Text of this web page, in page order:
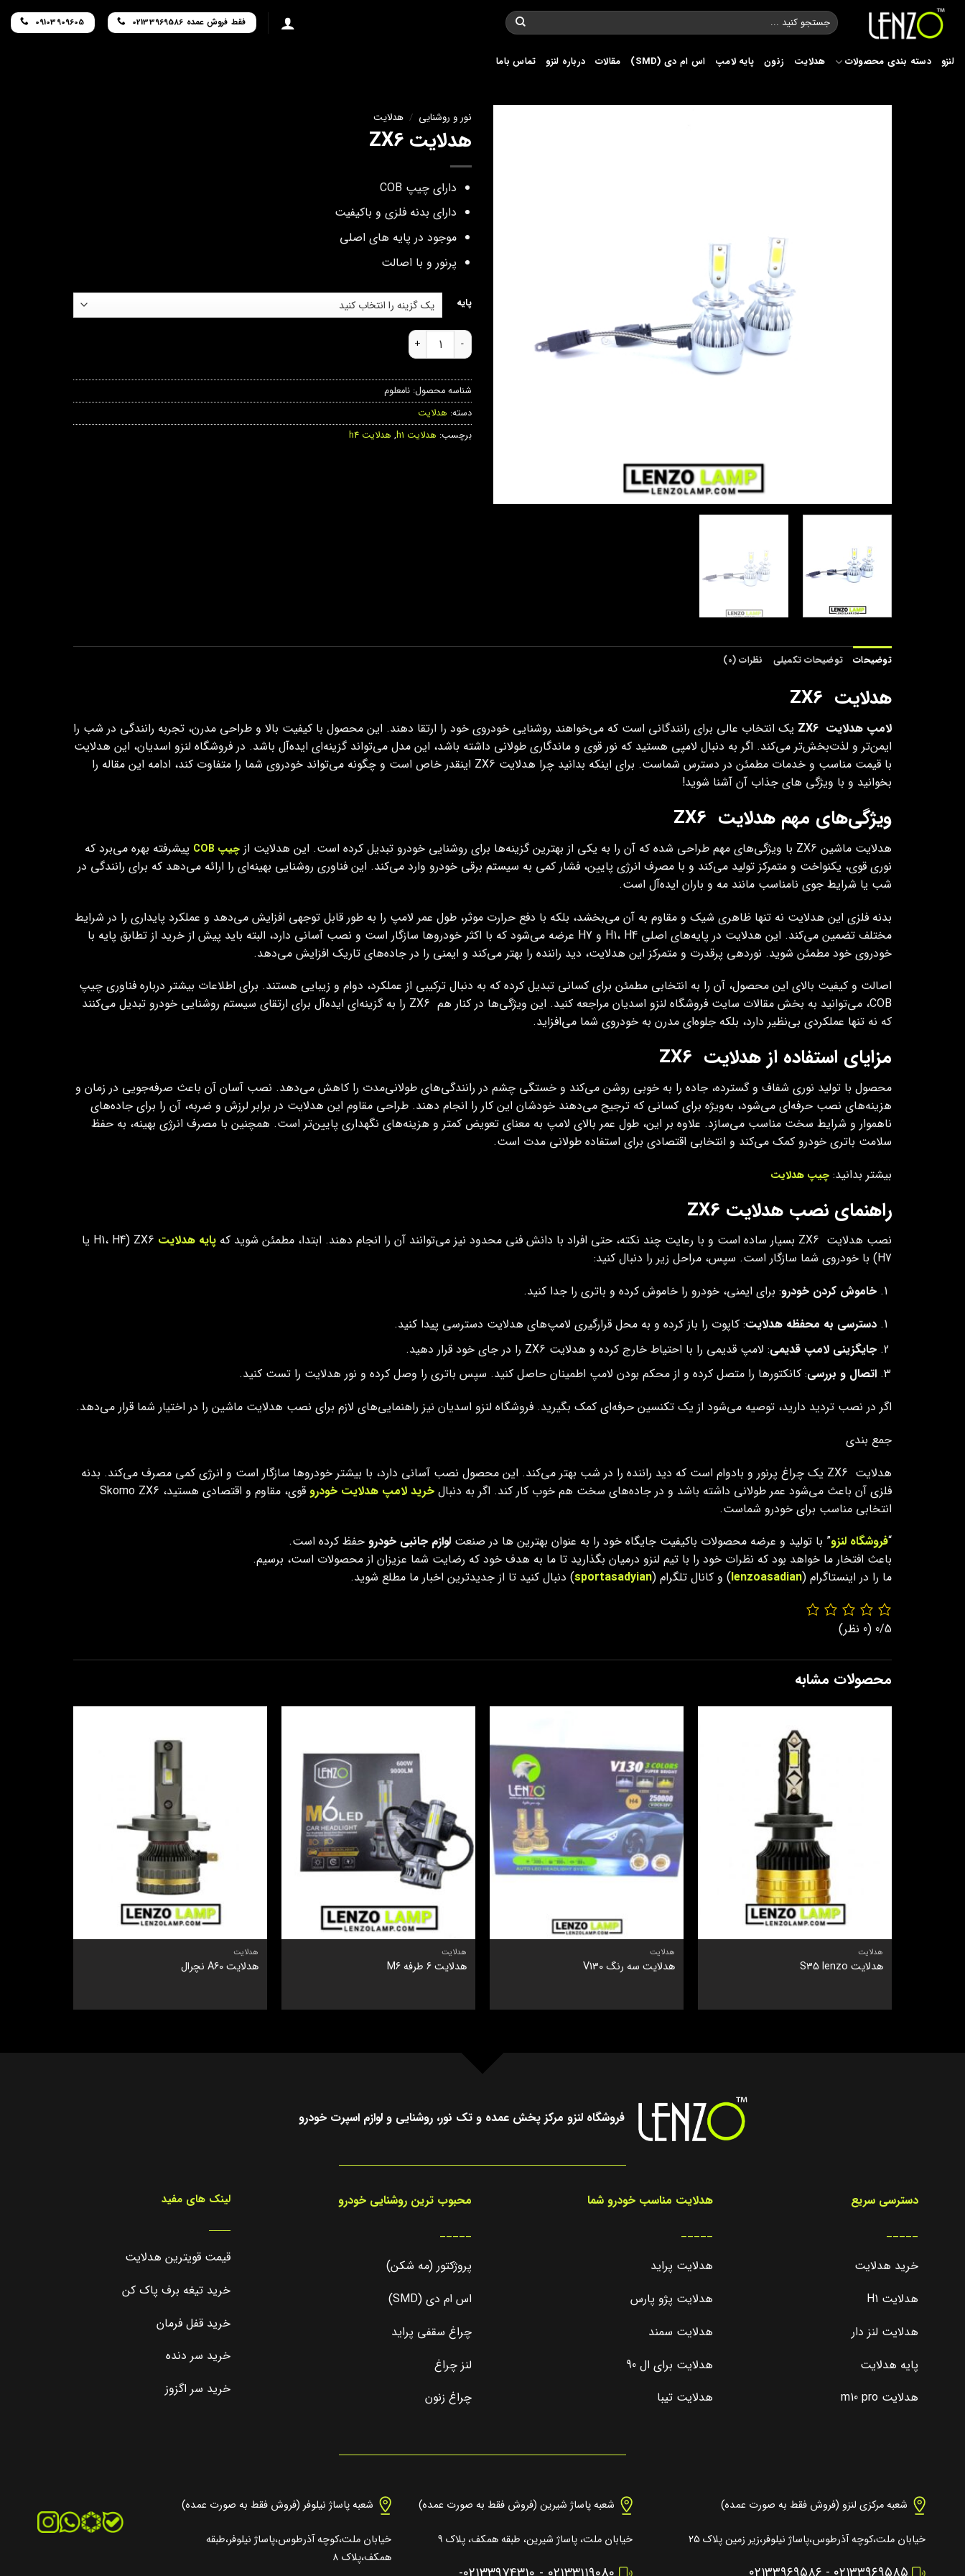
Skip
content
جستجو
برای:
فقط فروش عمده 02133969586 09103909605
لنزو دسته بندی محصولات هدلایت زنون پایه لامپ اس ام دی (SMD) مقالات درباره لنزو تماس باما
نور و روشنایی / هدلایت
هدلایت ZX6
دارای چیپ COB
دارای بدنه فلزی و باکیفیت
موجود در پایه های اصلی
پرنور و با اصالت
پایه
هدلایت ZX6 عدد
شناسه محصول: نامعلوم
دسته: هدلایت
برچسب: هدلایت h1 , هدلایت h4
توضیحات توضیحات تکمیلی نظرات (0)
هدلایت ZX6
لامپ هدلایت ZX6
یک انتخاب عالی برای رانندگانی است که می‌خواهند روشنایی خودروی خود را ارتقا دهند. این محصول با کیفیت بالا و طراحی مدرن، تجربه رانندگی در شب را
ایمن‌تر و لذت‌بخش‌تر می‌کند. اگر به دنبال لامپی هستید که نور قوی و ماندگاری طولانی داشته باشد، این مدل می‌تواند گزینه‌ای ایده‌آل باشد. در فروشگاه لنزو اسدیان، این هدلایت
با قیمت مناسب و خدمات مطمئن در دسترس شماست. برای اینکه بدانید چرا هدلایت ZX6 اینقدر خاص است و چگونه می‌تواند خودروی شما را متفاوت کند، ادامه این مقاله را
بخوانید و با ویژگی‌ های جذاب آن آشنا شوید!
ویژگی‌های مهم هدلایت ZX6
هدلایت ماشین ZX6 با ویژگی‌های مهم طراحی شده که آن را به یکی از بهترین گزینه‌ها برای روشنایی خودرو تبدیل کرده است. این هدلایت از چیپ COB
پیشرفته بهره می‌برد که
نوری قوی، یکنواخت و متمرکز تولید می‌کند و با مصرف انرژی پایین، فشار کمی به سیستم برقی خودرو وارد می‌کند. این فناوری روشنایی بهینه‌ای را ارائه می‌دهد که برای رانندگی در
شب یا شرایط جوی نامناسب مانند مه و باران ایده‌آل است.
بدنه فلزی این هدلایت نه تنها ظاهری شیک و مقاوم به آن می‌بخشد، بلکه با دفع حرارت موثر، طول عمر لامپ را به طور قابل‌ توجهی افزایش می‌دهد و عملکرد پایداری را در شرایط
مختلف تضمین می‌کند. این هدلایت در پایه‌های اصلی H1، H4 و H7 عرضه می‌شود که با اکثر خودروها سازگار است و نصب آسانی دارد، البته باید پیش از خرید از تطابق پایه با
خودروی خود مطمئن شوید. نوردهی پرقدرت و متمرکز این هدلایت، دید راننده را بهتر می‌کند و ایمنی را در جاده‌های تاریک افزایش می‌دهد.
اصالت و کیفیت بالای این محصول، آن را به انتخابی مطمئن برای کسانی تبدیل کرده که به دنبال ترکیبی از عملکرد، دوام و زیبایی هستند. برای اطلاعات بیشتر درباره فناوری چیپ
COB، می‌توانید به بخش مقالات سایت فروشگاه لنزو اسدیان مراجعه کنید. این ویژگی‌ها در کنار هم ZX6 را به گزینه‌ای ایده‌آل برای ارتقای سیستم روشنایی خودرو تبدیل می‌کنند
که نه تنها عملکردی بی‌نظیر دارد، بلکه جلوه‌ای مدرن به خودروی شما می‌افزاید.
مزایای استفاده از هدلایت ZX6
محصول با تولید نوری شفاف و گسترده، جاده را به خوبی روشن می‌کند و خستگی چشم در رانندگی‌های طولانی‌مدت را کاهش می‌دهد. نصب آسان آن باعث صرفه‌جویی در زمان و
هزینه‌های نصب حرفه‌ای می‌شود، به‌ویژه برای کسانی که ترجیح می‌دهند خودشان این کار را انجام دهند. طراحی مقاوم این هدلایت در برابر لرزش و ضربه، آن را برای جاده‌های
ناهموار و شرایط سخت مناسب می‌سازد. علاوه بر این، طول عمر بالای لامپ به معنای تعویض کمتر و هزینه‌های نگهداری پایین‌تر است. همچنین با مصرف انرژی بهینه، به حفظ
سلامت باتری خودرو کمک می‌کند و انتخابی اقتصادی برای استفاده طولانی‌ مدت است.
بیشتر بدانید: چیپ هدلایت
راهنمای نصب هدلایت ZX6
نصب هدلایت ZX6 بسیار ساده است و با رعایت چند نکته، حتی افراد با دانش فنی محدود نیز می‌توانند آن را انجام دهند. ابتدا، مطمئن شوید که پایه هدلایت
ZX6 (H1، H4 یا
H7) با خودروی شما سازگار است. سپس، مراحل زیر را دنبال کنید:
خاموش کردن خودرو: برای ایمنی، خودرو را خاموش کرده و باتری را جدا کنید.
دسترسی به محفظه هدلایت: کاپوت را باز کرده و به محل قرارگیری لامپ‌های هدلایت دسترسی پیدا کنید.
جایگزینی لامپ قدیمی: لامپ قدیمی را با احتیاط خارج کرده و هدلایت ZX6 را در جای خود قرار دهید.
اتصال و بررسی: کانکتورها را متصل کرده و از محکم بودن لامپ اطمینان حاصل کنید. سپس باتری را وصل کرده و نور هدلایت را تست کنید.
اگر در نصب تردید دارید، توصیه می‌شود از یک تکنسین حرفه‌ای کمک بگیرید. فروشگاه لنزو اسدیان نیز راهنمایی‌های لازم برای نصب هدلایت ماشین را در اختیار شما قرار می‌دهد.
جمع بندی
هدلایت ZX6 یک چراغ پرنور و بادوام است که دید راننده را در شب بهتر می‌کند. این محصول نصب آسانی دارد، با بیشتر خودروها سازگار است و انرژی کمی مصرف می‌کند. بدنه
فلزی آن باعث می‌شود عمر طولانی داشته باشد و در جاده‌های سخت هم خوب کار کند. اگر به دنبال خرید لامپ هدلایت خودرو
قوی، مقاوم و اقتصادی هستید، Skomo ZX6
انتخابی مناسب برای خودرو شماست.
“فروشگاه لنزو” با تولید و عرضه محصولات باکیفیت جایگاه خود را به عنوان بهترین ها در صنعت لوازم جانبی خودرو حفظ کرده است.
باعث افتخار ما خواهد بود که نظرات خود را با تیم لنزو درمیان بگذارید تا ما به هدف خود که رضایت شما عزیزان از محصولات است، برسیم.
ما را در اینستاگرام (lenzoasadian) و کانال تلگرام (sportasadyian) دنبال کنید تا از جدیدترین اخبار ما مطلع شوید.
0/5 (0 نظر)
محصولات مشابه
هدلایت
هدلایت S35 lenzo
هدلایت
هدلایت سه رنگ V130
هدلایت
هدلایت 6 طرفه M6
هدلایت
هدلایت A60 نچرال
فروشگاه لنزو مرکز پخش عمده و تک نور، روشنایی و لوازم اسپرت خودرو
دسترسی سریع
_____
خرید هدلایت
هدلایت H1
هدلایت لنز دار
پایه هدلایت
هدلایت m10 pro
هدلایت مناسب خودرو شما
_____
هدلایت پراید
هدلایت پژو پارس
هدلایت سمند
هدلایت برای ال 90
هدلایت تیبا
محبوب ترین روشنایی خودرو
_____
پروژکتور (مه شکن)
اس ام دی (SMD)
چراغ سقفی پراید
لنز چراغ
چراغ زنون
لینک های مفید
_____
قیمت قویترین هدلایت
خرید تیغه برف پاک کن
خرید قفل فرمان
خرید سر دنده
خرید سر اگزوز
شعبه مرکزی لنزو (فروش فقط به صورت عمده)
خیابان ملت،کوچه آذرطوس،پاساژ نیلوفر،زیر زمین پلاک ۲۵
شعبه پاساژ شیرین (فروش فقط به صورت عمده)
خیابان ملت، پاساژ شیرین، طبقه همکف، پلاک ۹
شعبه پاساژ نیلوفر (فروش فقط به صورت عمده)
خیابان ملت،کوچه آذرطوس،پاساژ نیلوفر،طبقه
همکف،پلاک ۸